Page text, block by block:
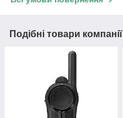
Подібні товари компанії